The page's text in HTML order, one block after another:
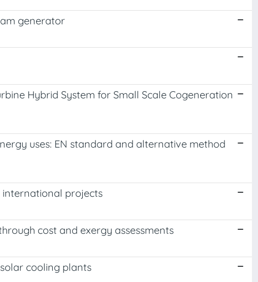
generator
Hybrid System for Small Scale Cogeneration
uses: EN standard and alternative method
international projects
cost and exergy assessments
cooling plants